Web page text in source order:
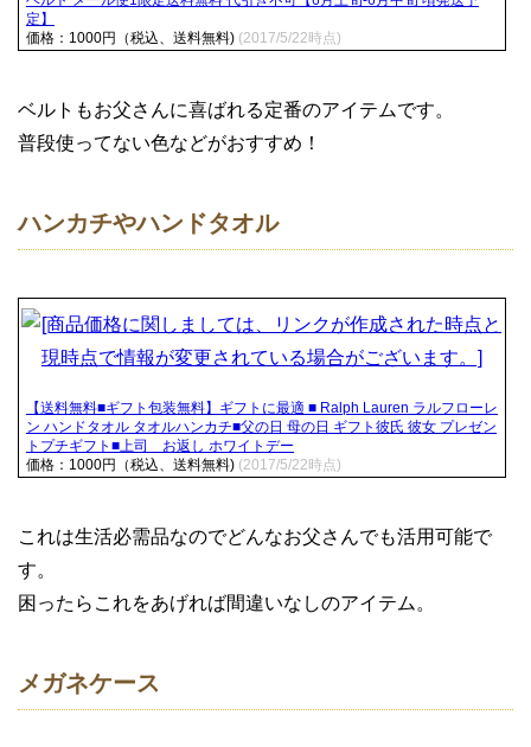
定】
価格：1000円（税込、送料無料) (2017/5/22時点)
ベルトもお父さんに喜ばれる定番のアイテムです。
普段使ってない色などがおすすめ！
ハンカチやハンドタオル
【送料無料■ギフト包装無料】ギフトに最適 ■ Ralph Lauren ラルフローレ
ン ハンドタオル タオルハンカチ■父の日 母の日 ギフト彼氏 彼女 プレゼン
トプチギフト■上司 お返し ホワイトデー
価格：1000円（税込、送料無料) (2017/5/22時点)
これは生活必需品なのでどんなお父さんでも活用可能で
す。
困ったらこれをあげれば間違いなしのアイテム。
メガネケース